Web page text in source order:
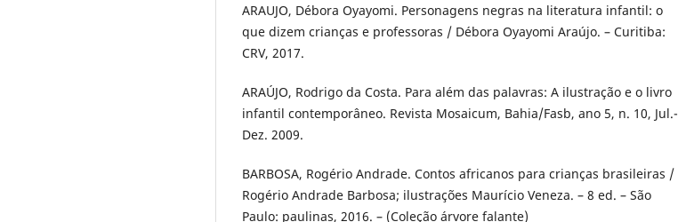
ARAUJO, Débora Oyayomi. Personagens negras na literatura infantil: o
que dizem crianças e professoras / Débora Oyayomi Araújo. – Curitiba:
CRV, 2017.
ARAÚJO, Rodrigo da Costa. Para além das palavras: A ilustração e o livro
infantil contemporâneo. Revista Mosaicum, Bahia/Fasb, ano 5, n. 10, Jul.-
Dez. 2009.
BARBOSA, Rogério Andrade. Contos africanos para crianças brasileiras /
Rogério Andrade Barbosa; ilustrações Maurício Veneza. – 8 ed. – São
Paulo: paulinas, 2016. – (Coleção árvore falante)